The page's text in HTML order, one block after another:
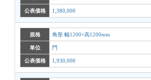
公表価格 1,380,000
規格 角形 幅1200×高1200mm
単位 門
公表価格 1,930,000